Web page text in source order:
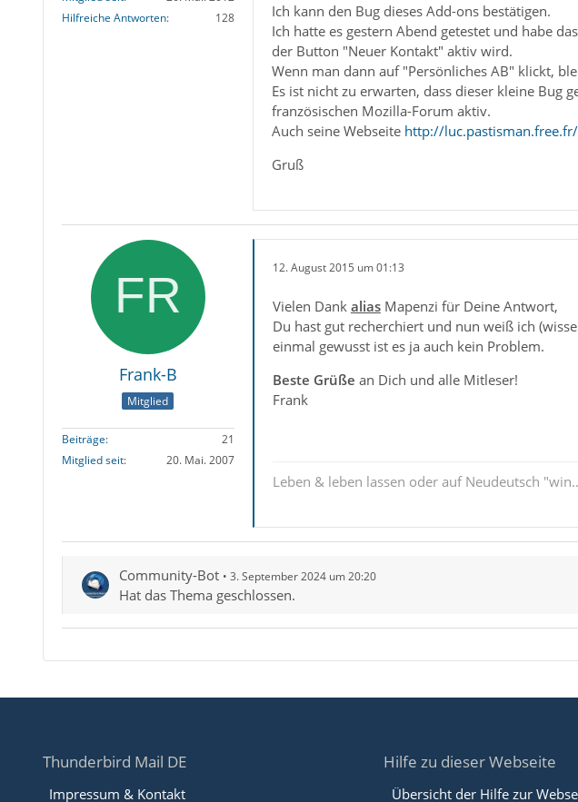
Hilfreiche Antworten
128
Ich kann den Bug dieses Add-ons bestätigen.
Ich hatte es gestern Abend getestet und habe
der Button "Neuer Kontakt" aktiv wird.
Wenn man dann auf "Persönliches AB" klickt,
Es ist nicht zu erwarten, dass dieser kleine Bug
französischen Mozilla-Forum aktiv.
Auch seine Webseite http://
Gruß
Frank-B
Mitglied
Beiträge
21
Mitglied seit
20. Mai. 2007
12. August 2015 um 01:13
Vielen Dank aliasMapenzi für Deine Antwort,
Du hast gut recherchiert und nun weiß ich
einmal gewusst ist es ja auch kein Problem.
Beste Grüße an Dich und alle Mitleser!
Frank
Leben & leben lassen oder auf Neudeutsch
Community-Bot 3. September 2024 um 20:20
Hat das Thema geschlossen.
Thunderbird Mail DE
Impressum & Kontakt
Hilfe zu dieser Webseite
Übersicht der Hilfe zur